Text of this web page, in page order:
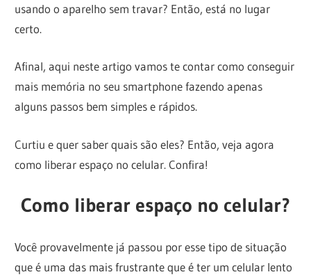
usando o aparelho sem travar? Então, está no lugar
certo.
Afinal, aqui neste artigo vamos te contar como conseguir
mais memória no seu smartphone fazendo apenas
alguns passos bem simples e rápidos.
Curtiu e quer saber quais são eles? Então, veja agora
como liberar espaço no celular. Confira!
Como liberar espaço no celular?
Você provavelmente já passou por esse tipo de situação
que é uma das mais frustrante que é ter um celular lento